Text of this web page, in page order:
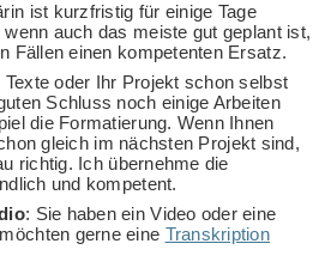
ist kurzfristig für einige Tage
auch das meiste gut geplant ist,
Fällen einen kompetenten Ersatz.
Texte oder Ihr Projekt schon selbst
Schluss noch einige Arbeiten
die Formatierung. Wenn Ihnen
gleich im nächsten Projekt sind,
richtig. Ich übernehme die
und kompetent.
: Sie haben ein Video oder eine
gerne eine Transkription